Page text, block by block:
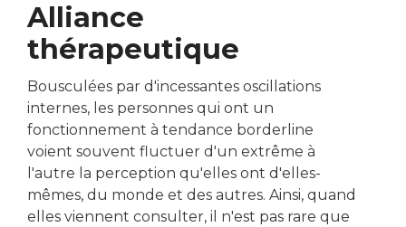
Alliance
thérapeutique
Bousculées par d'incessantes oscillations
internes, les personnes qui ont un
fonctionnement à tendance borderline
voient souvent fluctuer d'un extrême à
l'autre la perception qu'elles ont d'elles-
mêmes, du monde et des autres. Ainsi, quand
elles viennent consulter, il n'est pas rare que